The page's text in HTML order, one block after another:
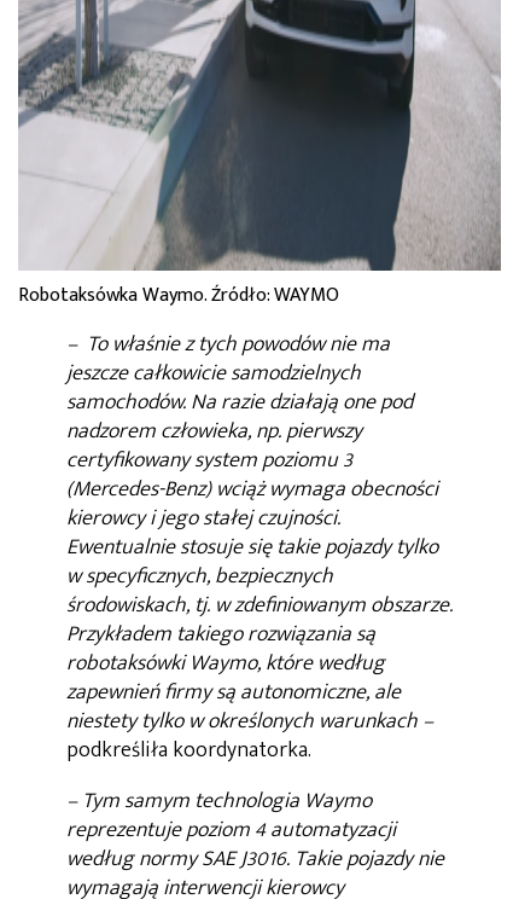
Robotaksówka Waymo. Źródło: WAYMO
– To właśnie z tych powodów nie ma
jeszcze całkowicie samodzielnych
samochodów. Na razie działają one pod
nadzorem człowieka, np. pierwszy
certyfikowany system poziomu 3
(Mercedes-Benz) wciąż wymaga obecności
kierowcy i jego stałej czujności.
Ewentualnie stosuje się takie pojazdy tylko
w specyficznych, bezpiecznych
środowiskach, tj. w zdefiniowanym obszarze.
Przykładem takiego rozwiązania są
robotaksówki Waymo, które według
zapewnień firmy są autonomiczne, ale
niestety tylko w określonych warunkach –
podkreśliła koordynatorka.
– Tym samym technologia Waymo
reprezentuje poziom 4 automatyzacji
według normy SAE J3016. Takie pojazdy nie
wymagają interwencji kierowcy